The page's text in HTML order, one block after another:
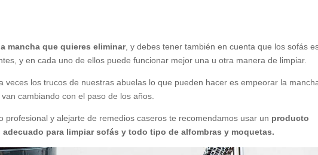
mancha que quieres eliminar, y debes tener también en cuenta que los sofás
y en cada uno de ellos puede funcionar mejor una u otra manera de limpiar.
veces los trucos de nuestras abuelas lo que pueden hacer es empeorar la
cambiando con el paso de los años.
profesional y alejarte de remedios caseros te recomendamos usar un producto
para limpiar sofás y todo tipo de alfombras y moquetas.